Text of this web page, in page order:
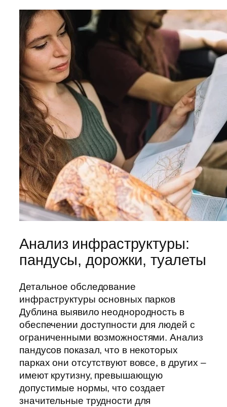
Анализ инфраструктуры:
пандусы, дорожки, туалеты
Детальное обследование
инфраструктуры основных парков
Дублина выявило неоднородность в
обеспечении доступности для людей с
ограниченными возможностями. Анализ
пандусов показал, что в некоторых
парках они отсутствуют вовсе, в других –
имеют крутизну, превышающую
допустимые нормы, что создает
значительные трудности для